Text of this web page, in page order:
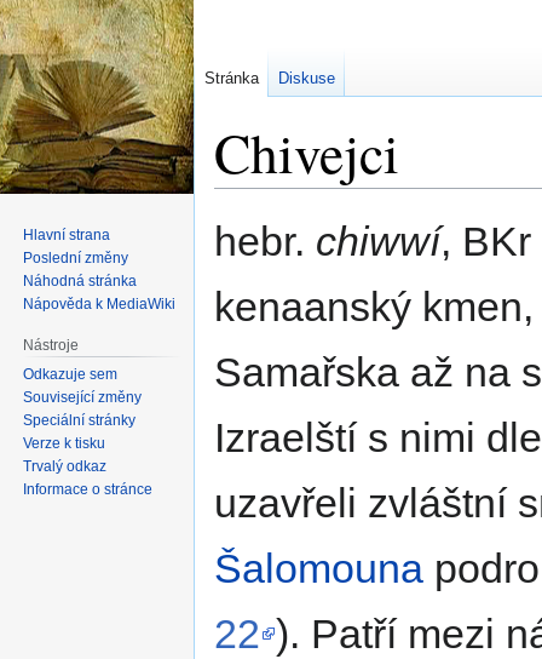
Chivejci
Skočit
na
Skočit
nahebr. chiwwí,
kenaanský
Samařska až na
Izraelští s nimi
uzavřeli zvláštní
Šalomouna
22 ). Patří mezi
Stránka Diskuse
Hlavní strana
Poslední změny
Náhodná stránka
Nápověda k MediaWiki
Nástroje
Odkazuje sem
Související změny
Speciální stránky
Verze k tisku
Trvalý odkaz
Informace o stránce